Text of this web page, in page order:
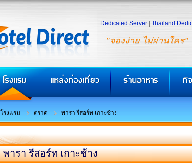
"จองง่าย ไม่ผ่านใคร"
Dedicated Server
Thailand
โรงแรม ตราด พารา รีสอร์ท เกาะช้าง
พารา รีสอร์ท เกาะช้าง